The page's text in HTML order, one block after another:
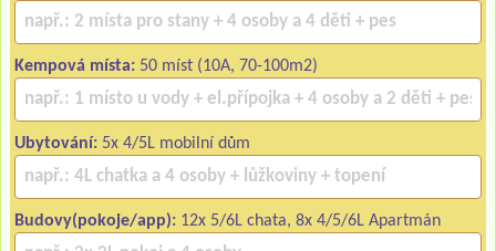
Kempová místa: 50 míst (10A, 70-100m2)
Ubytování: 5x 4/5L mobilní dům
Budovy(pokoje/app): 12x 5/6L chata, 8x 4/5/6L Apartmán